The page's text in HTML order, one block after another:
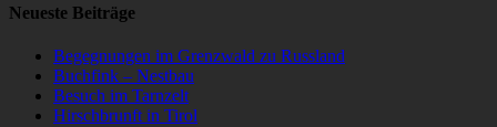
Neueste Beiträge
Begegnungen im Grenzwald zu Russland
Buchfink – Nestbau
Besuch im Tarnzelt
Hirschbrunft in Tirol